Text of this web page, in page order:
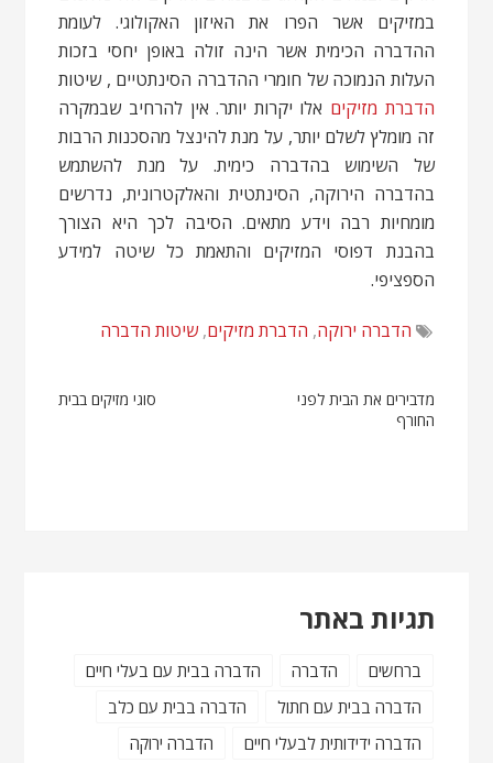
במזיקים אשר הפרו את האיזון האקולוגי. לעומת
ההדברה הכימית אשר הינה זולה באופן יחסי בזכות
העלות הנמוכה של חומרי ההדברה הסינתטיים , שיטות
הדברת מזיקים אלו יקרות יותר. אין להרחיב שבמקרה
זה מומלץ לשלם יותר, על מנת להינצל מהסכנות הרבות
של השימוש בהדברה כימית. על מנת להשתמש
בהדברה הירוקה, הסינתטית והאלקטרונית, נדרשים
מומחיות רבה וידע מתאים. הסיבה לכך היא הצורך
בהבנת דפוסי המזיקים והתאמת כל שיטה למידע
הספציפי.
הדברה ירוקה, הדברת מזיקים,שיטות הדברה
ניווט סוגי מזיקים בבית
מדבירים את הבית לפני
החורף
תגיות באתר
ברחשים הדברה
הדברה בבית עם בעלי חיים
הדברה בבית עם חתול
הדברה בבית עם כלב
הדברה ידידותית לבעלי חיים
הדברה ירוקה